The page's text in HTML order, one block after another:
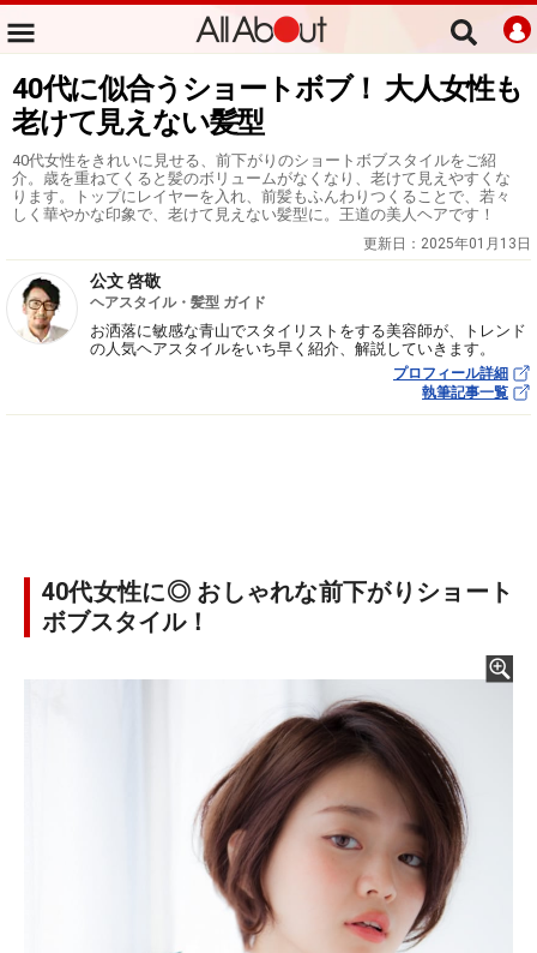
40代に似合うショートボブ！ 大人女性も
老けて見えない髪型
40代女性をきれいに見せる、前下がりのショートボブスタイルをご紹
介。歳を重ねてくると髪のボリュームがなくなり、老けて見えやすくな
ります。トップにレイヤーを入れ、前髪もふんわりつくることで、若々
しく華やかな印象で、老けて見えない髪型に。王道の美人ヘアです！
更新日： 2025年01月13日
公文 啓敬
ヘアスタイル・髪型 ガイド
お洒落に敏感な青山でスタイリストをする美容師が、トレンド
の人気ヘアスタイルをいち早く紹介、解説していきます。
プロフィール詳細
執筆記事一覧
40代女性に◎ おしゃれな前下がりショート
ボブスタイル！